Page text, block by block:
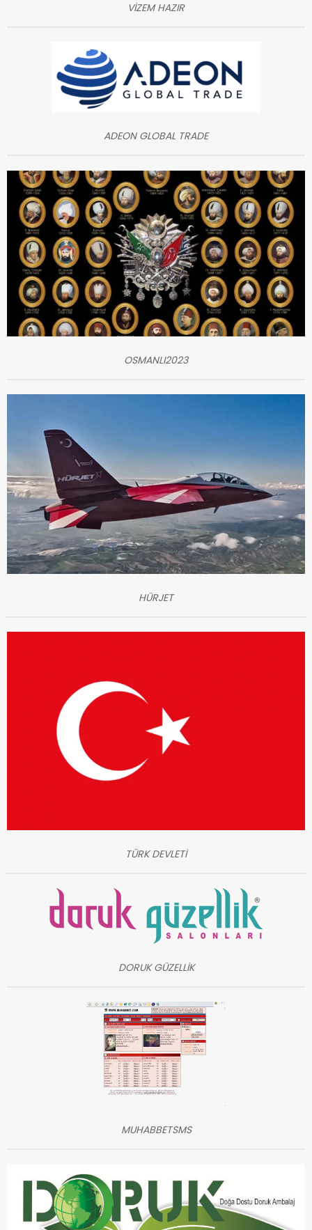
VİZEM HAZIR
ADEON GLOBAL TRADE
OSMANLI2023
HÜRJET
TÜRK DEVLETİ
DORUK GÜZELLİK
MUHABBETSMS